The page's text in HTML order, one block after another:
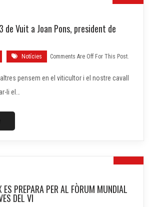
10
de Vuit a Joan Pons, president de
Notícies Comments Are Off For This Post.
pensem en el viticultor i el nostre cavall
li el…
26
ABR.
PREPARA PER AL FÒRUM MUNDIAL
DEL VI